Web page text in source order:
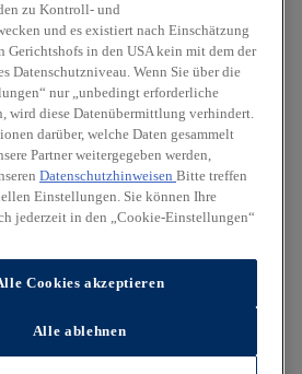
zu Kontroll- und
und es existiert nach Einschätzung
Gerichtshofs in den USA kein mit dem der
Datenschutzniveau. Wenn Sie über die
nur „unbedingt erforderliche
wird diese Datenübermittlung verhindert.
darüber, welche Daten gesammelt
Partner weitergegeben werden,
Datenschutzhinweisen Bitte treffen
Einstellungen. Sie können Ihre
jederzeit in den „Cookie-Einstellungen“
Cookies akzeptieren
Alle ablehnen